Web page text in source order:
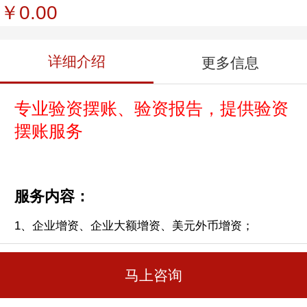
￥0.00
详细介绍 更多信息
专业验资摆账、验资报告，提供验资
摆账服务
服务内容：
1、企业增资、企业大额增资、美元外币增资；
2、公司验资：公司验资/亮资验资报告；
公司入资；
马上咨询